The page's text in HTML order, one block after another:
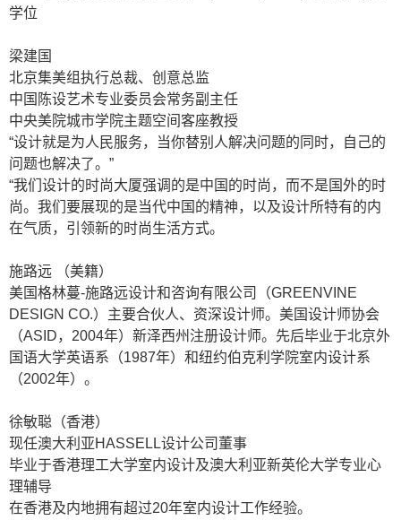
学位
梁建国
北京集美组执行总裁、创意总监
中国陈设艺术专业委员会常务副主任
中央美院城市学院主题空间客座教授
“设计就是为人民服务，当你替别人解决问题的同时，自己的
问题也解决了。”
“我们设计的时尚大厦强调的是中国的时尚，而不是国外的时
尚。我们要展现的是当代中国的精神，以及设计所特有的内
在气质，引领新的时尚生活方式。
施路远
（美籍）
美国格林蔓-施路远设计和咨询有限公司（GREENVINE
DESIGN CO.）主要合伙人、资深设计师。美国设计师协会
（ASID， 2004年）新泽西州注册设计师。先后毕业于北京外
国语大学英语系（1987年）和纽约伯克利学院室内设计系
（2002年）。
徐敏聪（香港）
现任澳大利亚HASSELL设计公司董事
毕业于香港理工大学室内设计及澳大利亚新英伦大学专业心
理辅导
在香港及内地拥有超过20年室内设计工作经验。